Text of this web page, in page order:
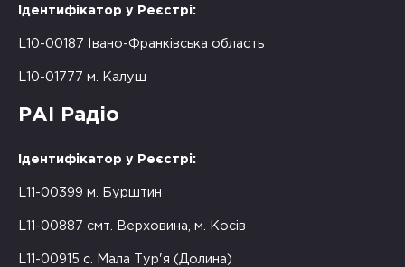
Ідентифікатор у Реєстрі:
L10-00187 Івано-Франківська область
L10-01777 м. Калуш
РАІ Радіо
Ідентифікатор у Реєстрі:
L11-00399 м. Бурштин
L11-00887 смт. Верховина, м. Косів
L11-00915 с. Мала Тур'я (Долина)